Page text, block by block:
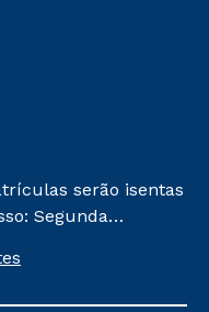
serão isentas
Segunda
será de R$